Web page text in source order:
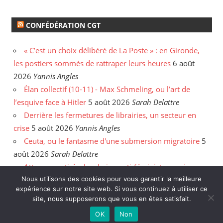
CONFÉDÉRATION CGT
« C’est un choix délibéré de La Poste » : en Gironde,
les postiers sommés de rattraper leurs heures 6 août
2026 Yannis Angles
Élan collectif (10-11) - Max Schmeling, ou l’art de
l’esquive face à Hitler 5 août 2026 Sarah Delattre
Derrière les fermetures de librairies, un secteur en
crise 5 août 2026 Yannis Angles
Ceuta, ou le fantasme d'une submersion migratoire 5
août 2026 Sarah Delattre
Attaques anti-écolos, haine anti-féministes, racisme :
face aux incendies, les délires de l'extrême droite 31
juillet 2026 Enzo Hanart
Nous utilisons des cookies pour vous garantir la meilleure
expérience sur notre site web. Si vous continuez à utiliser ce
site, nous supposerons que vous en êtes satisfait.
OK
Non